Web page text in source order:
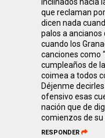
inclinados hacia
que reclaman
dicen nada
palos a ancianos
cuando los
canciones como
cumpleaños de
coimea a todos
Déjenme
ofensivo esas
nación que de
comienzos de
RESPONDER